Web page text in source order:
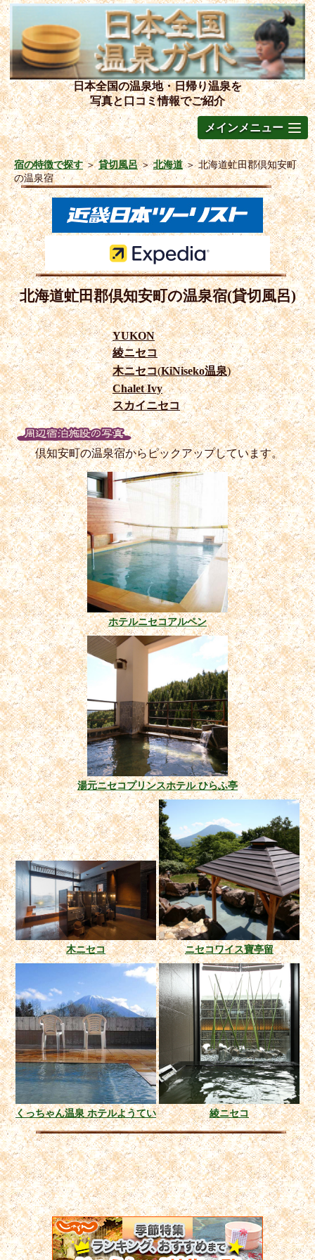
日本全国の温泉地・日帰り温泉を
写真と口コミ情報でご紹介
メインメニュー
宿の特徴で探す＞貸切風呂＞北海道＞北海道虻田郡倶知安町
の温泉宿
北海道虻田郡倶知安町の温泉宿(貸切風呂)
YUKON
綾ニセコ
木ニセコ(KiNiseko温泉)
Chalet Ivy
スカイニセコ
倶知安町の温泉宿からピックアップしています。
ホテルニセコアルペン
湯元ニセコプリンスホテル ひらふ亭
木ニセコ ニセコワイス寶亭留
くっちゃん温泉 ホテルようてい 綾ニセコ